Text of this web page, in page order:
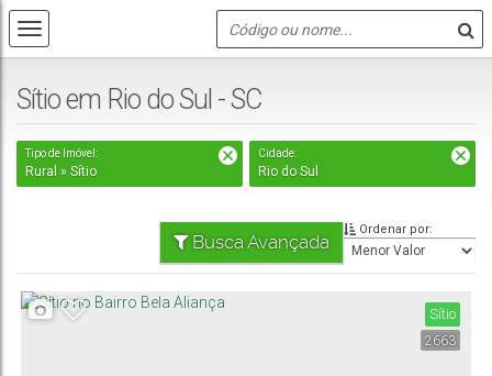
Sítio em Rio do Sul - SC
Tipo de Imóvel:
Rural » Sítio
Cidade:
Rio do Sul
Busca Avançada
Ordenar por:
2663
Sítio